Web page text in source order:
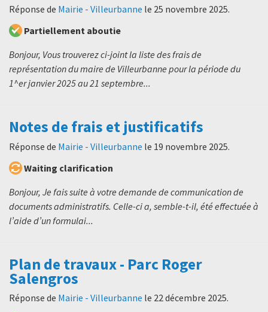
Réponse de Mairie - Villeurbanne le 25 novembre 2025.
Partiellement aboutie
Bonjour, Vous trouverez ci-joint la liste des frais de
représentation du maire de Villeurbanne pour la période du
1^er janvier 2025 au 21 septembre...
Notes de frais et justificatifs
Réponse de Mairie - Villeurbanne le 19 novembre 2025.
Waiting clarification
Bonjour, Je fais suite à votre demande de communication de
documents administratifs. Celle-ci a, semble-t-il, été effectuée à
l’aide d’un formulai...
Plan de travaux - Parc Roger
Salengros
Réponse de Mairie - Villeurbanne le 22 décembre 2025.